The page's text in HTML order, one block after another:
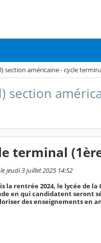
section américaine - cycle
section
terminal
jeudi 3 juillet 2025 14:52
la rentrée 2024, le lycée de
en qui candidatent seront
des enseignements en